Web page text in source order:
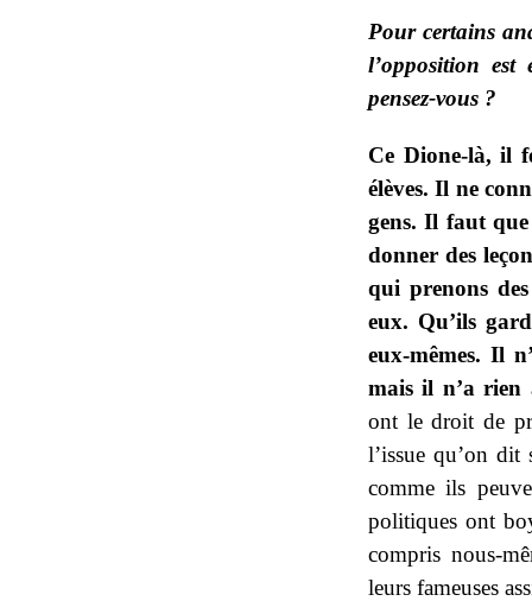
Pour certains
l’opposition
pensez-vous ?
Ce Dione-là, il
élèves. Il ne
gens. Il faut que
donner des
qui prenons
eux. Qu’ils
eux-mêmes. Il
mais il n’a rien
ont le droit de
l’issue qu’on
comme ils
politiques ont
compris nous-
leurs fameuses